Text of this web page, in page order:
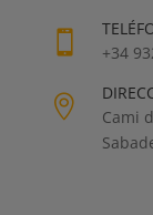

+34

Cami